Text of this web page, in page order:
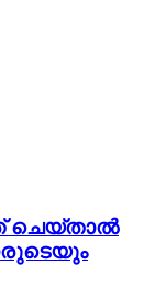
ചെയ്താൽ